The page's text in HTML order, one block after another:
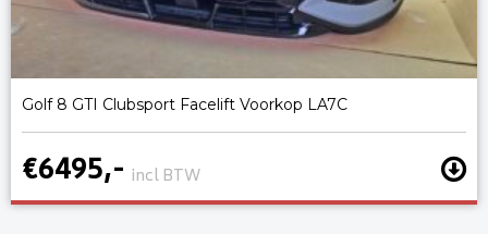
Golf 8 GTI Clubsport Facelift Voorkop LA7C
€6495,- incl BTW